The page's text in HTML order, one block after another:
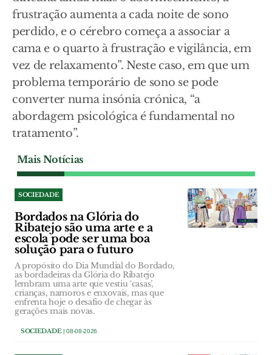
frustração aumenta a cada noite de sono
perdido, e o cérebro começa a associar a
cama e o quarto à frustração e vigilância, em
vez de relaxamento”. Neste caso, em que um
problema temporário de sono se pode
converter numa insónia crónica, “a
abordagem psicológica é fundamental no
tratamento”.
Mais Notícias
SOCIEDADE
Bordados na Glória do
Ribatejo são uma arte e a
escola pode ser uma boa
solução para o futuro
A propósito do Dia Mundial do Bordado,
as bordadeiras da Glória do Ribatejo
lembram uma arte que vestiu ‘casas’,
crianças, namoros e enxovais, mas que
enfrenta hoje o desafio de chegar às
gerações mais novas.
SOCIEDADE| 08-08-2026